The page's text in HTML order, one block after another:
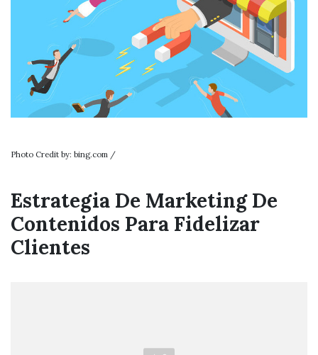
Photo Credit by: bing.com /
Estrategia De Marketing De
Contenidos Para Fidelizar
Clientes